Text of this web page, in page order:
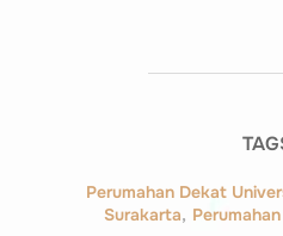
Perumahan Dekat
Surakarta,